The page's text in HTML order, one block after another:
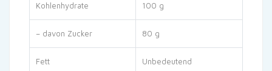
Kohlenhydrate 100 g
– davon Zucker 80 g
Fett Unbedeutend